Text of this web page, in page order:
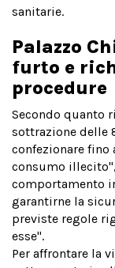
sanitarie.
Palazzo
furto e
procedure
Secondo quanto
sottrazione delle
confezionare fino
consumo
comportamento
garantirne la
previste regole
esse".
Per affrontare la